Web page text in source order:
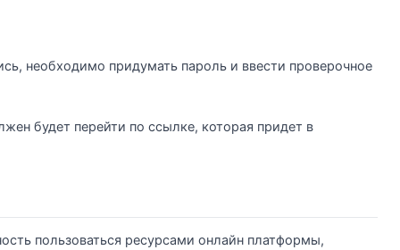
необходимо придумать пароль и ввести проверочное
будет перейти по ссылке, которая придет в
пользоваться ресурсами онлайн платформы,